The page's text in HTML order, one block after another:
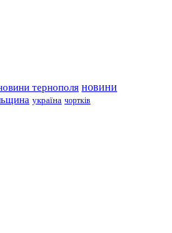
тернополя новини
україна чортків